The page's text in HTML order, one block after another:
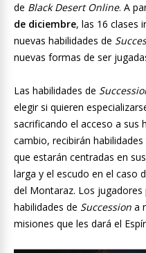
de Black Desert Online. A
de diciembre, las 16 clases
nuevas habilidades de
nuevas formas de ser
Las habilidades de
elegir si quieren
sacrificando el acceso a sus
cambio, recibirán
que estarán centradas en
larga y el escudo en el caso
del Montaraz. Los
habilidades de Succession a
misiones que les dará el